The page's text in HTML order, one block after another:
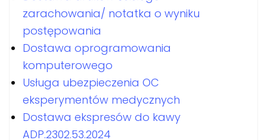
zarachowania/ notatka o wyniku
postępowania
Dostawa oprogramowania
komputerowego
Usługa ubezpieczenia OC
eksperymentów medycznych
Dostawa ekspresów do kawy
ADP.2302.53.2024